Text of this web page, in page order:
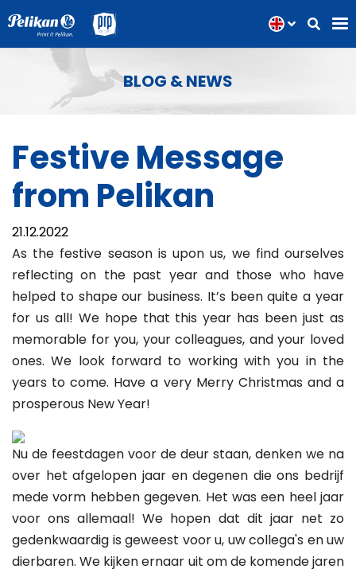
BLOG & NEWS
Festive Message
from Pelikan
21.12.2022
As the festive season is upon us, we find ourselves
reflecting on the past year and those who have
helped to shape our business. It’s been quite a year
for us all! We hope that this year has been just as
memorable for you, your colleagues, and your loved
ones. We look forward to working with you in the
years to come. Have a very Merry Christmas and a
prosperous New Year!
Nu de feestdagen voor de deur staan, denken we na
over het afgelopen jaar en degenen die ons bedrijf
mede vorm hebben gegeven. Het was een heel jaar
voor ons allemaal! We hopen dat dit jaar net zo
gedenkwaardig is geweest voor u, uw collega's en uw
dierbaren. We kijken ernaar uit om de komende jaren